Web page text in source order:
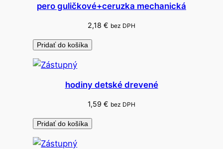
v
ý
c
h
r
o
v
pero guličkové+ceruzka mechanická
2,18 € bez DPH
Pridať do košíka
hodiny detské drevené
1,59 € bez DPH
Pridať do košíka